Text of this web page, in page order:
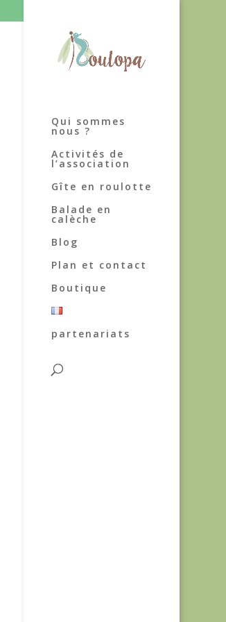
Qui sommes
nous ?
Activités de
l’association
Gîte en roulotte
Balade en
calèche
Blog
Plan et contact
Boutique
partenariats